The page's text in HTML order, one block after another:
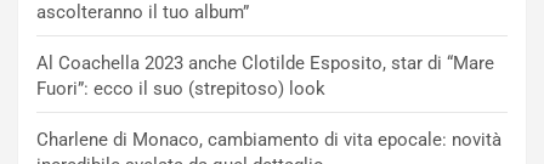
ascolteranno il tuo album”
Al Coachella 2023 anche Clotilde Esposito, star di “Mare
Fuori”: ecco il suo (strepitoso) look
Charlene di Monaco, cambiamento di vita epocale: novità